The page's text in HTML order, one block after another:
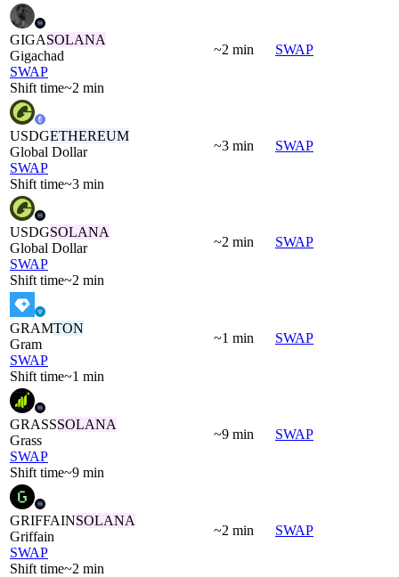
GIGASOLANA
Gigachad
SWAP
Shift time~2 min
~2 min SWAP
USDGETHEREUM
Global Dollar
SWAP
Shift time~3 min
~3 min SWAP
USDGSOLANA
Global Dollar
SWAP
Shift time~2 min
~2 min SWAP
GRAMTON
Gram
SWAP
Shift time~1 min
~1 min SWAP
GRASSSOLANA
Grass
SWAP
Shift time~9 min
~9 min SWAP
GRIFFAINSOLANA
Griffain
SWAP
Shift time~2 min
~2 min SWAP